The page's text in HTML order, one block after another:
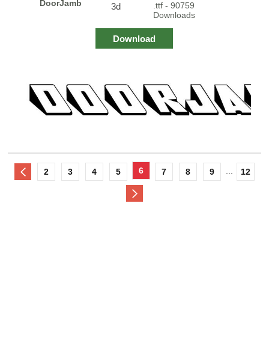
DoorJamb 3d
.ttf - 90759
Downloads
Download
2 3 4 5 6 7 8 9 12